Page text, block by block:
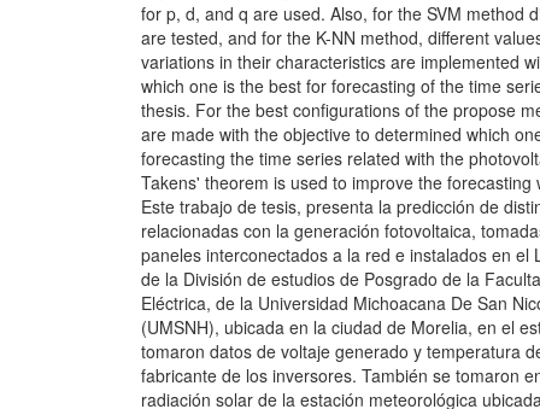
for p, d, and q are used. Also, for the SVM method
are tested, and for the K-NN method, different
variations in their characteristics are implemented
which one is the best for forecasting of the time
thesis. For the best configurations of the propose
are made with the objective to determined which
forecasting the time series related with the
Takens' theorem is used to improve the forecasting
Este trabajo de tesis, presenta la predicción de
relacionadas con la generación fotovoltaica,
paneles interconectados a la red e instalados en el
de la División de estudios de Posgrado de la
Eléctrica, de la Universidad Michoacana De San
(UMSNH), ubicada en la ciudad de Morelia, en el
tomaron datos de voltaje generado y temperatura
fabricante de los inversores. También se tomaron
radiación solar de la estación meteorológica